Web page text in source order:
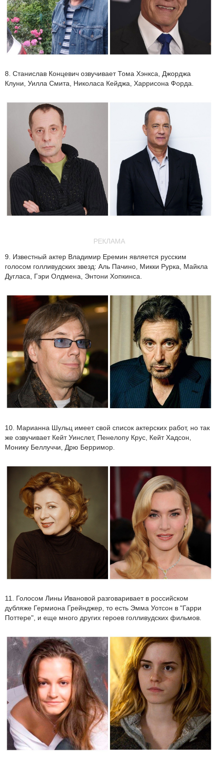
8. Станислав Концевич озвучивает Тома Хэнкса, Джорджа
Клуни, Уилла Смита, Николаса Кейджа, Харрисона Форда.
РЕКЛАМА
9. Известный актер Владимир Еремин является русским
голосом голливудских звезд: Аль Пачино, Микки Рурка, Майкла
Дугласа, Гэри Олдмена, Энтони Хопкинса.
10. Марианна Шульц имеет свой список актерских работ, но так
же озвучивает Кейт Уинслет, Пенелопу Крус, Кейт Хадсон,
Монику Беллуччи, Дрю Берримор.
11. Голосом Лины Ивановой разговаривает в российском
дубляже Гермиона Грейнджер, то есть Эмма Уотсон в "Гарри
Поттере", и еще много других героев голливудских фильмов.